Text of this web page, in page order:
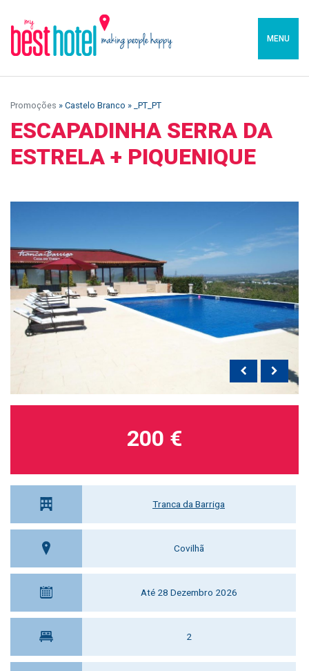
MENU
Promoções » Castelo Branco » _PT_PT
ESCAPADINHA SERRA DA
ESTRELA + PIQUENIQUE
Tranca da Barriga
Covilhã
Até 28 Dezembro 2026
2
200 €